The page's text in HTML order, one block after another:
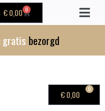
€0,00 0
gratis bezorgd
€0,00
0